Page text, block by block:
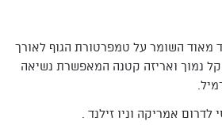
מאוד השומר על טמפרטורת הגוף לאורך
נמוך ואריזה קטנה המאפשרת נשיאה
אמריקה וניו זילנד .